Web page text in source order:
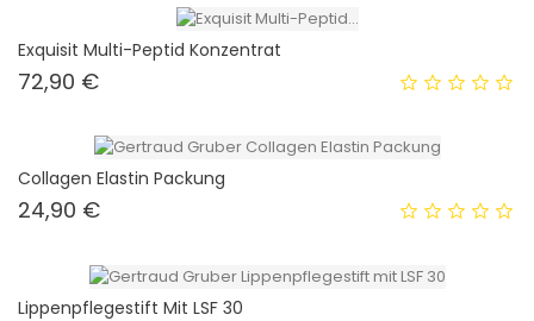
Exquisit Multi-Peptid Konzentrat
72,90 €Preis
Collagen Elastin Packung
24,90 €Preis
Lippenpflegestift Mit LSF 30